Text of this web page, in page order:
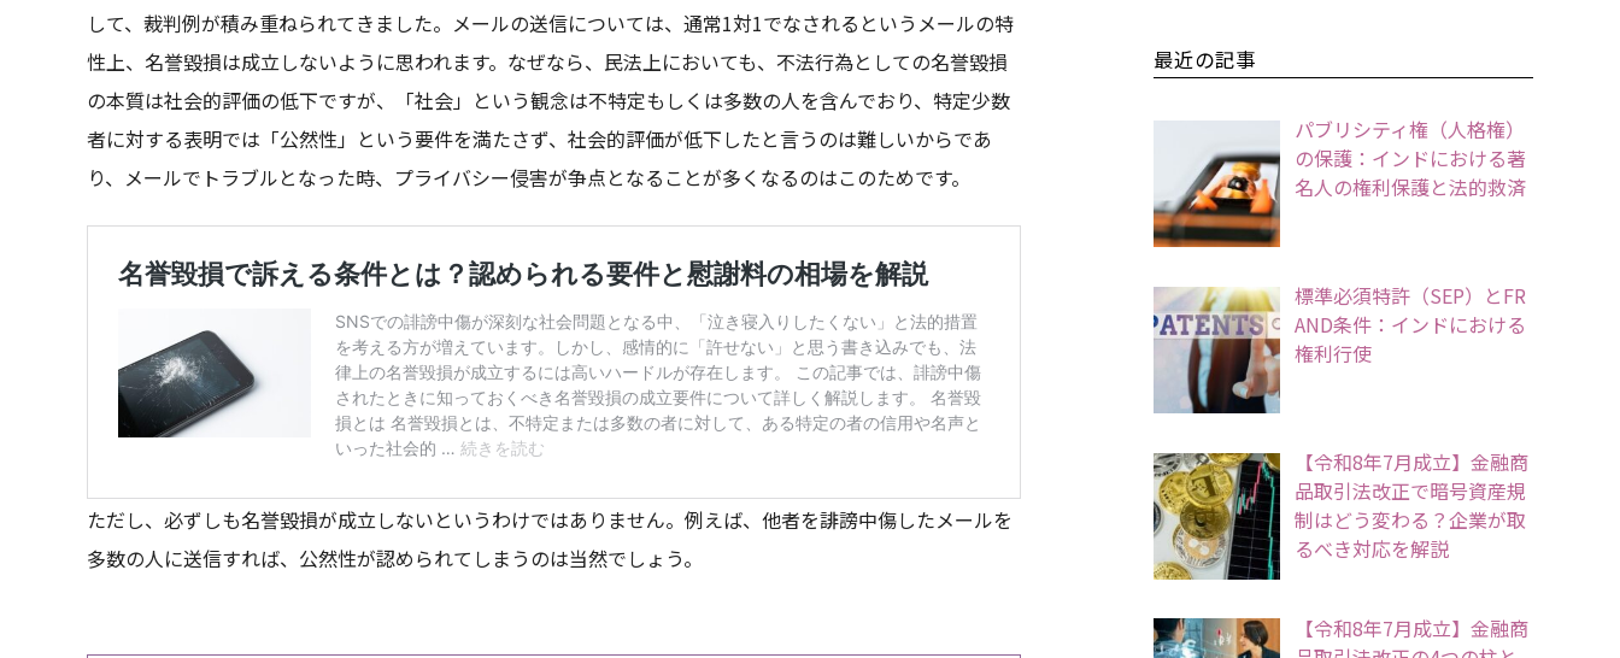
して、裁判例が積み重ねられてきました。メールの送信については、通常1対1でなされるというメールの特
性上、名誉毀損は成立しないように思われます。なぜなら、民法上においても、不法行為としての名誉毀損
の本質は社会的評価の低下ですが、「社会」という観念は不特定もしくは多数の人を含んでおり、特定少数
者に対する表明では「公然性」という要件を満たさず、社会的評価が低下したと言うのは難しいからであ
り、メールでトラブルとなった時、プライバシー侵害が争点となることが多くなるのはこのためです。
ただし、必ずしも名誉毀損が成立しないというわけではありません。例えば、他者を誹謗中傷したメールを
多数の人に送信すれば、公然性が認められてしまうのは当然でしょう。
最近の記事
パブリシティ権（人格権）
の保護：インドにおける著
名人の権利保護と法的救済
標準必須特許（SEP）とFR
AND条件：インドにおける
権利行使
【令和8年7月成立】金融商
品取引法改正で暗号資産規
制はどう変わる？企業が取
るべき対応を解説
【令和8年7月成立】金融商